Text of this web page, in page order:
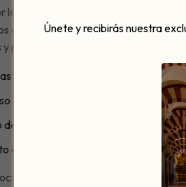
la ciudad, pasarás por la parte del
ellos maravillosos.
y plazas, el guía irá narrando las
campanas de Santiago
de la Calle Cabezas
fraile sacrílego
de los Faroles, entre otras muchas
la noche irá cayendo sobre
Únete y recibirás nuestra